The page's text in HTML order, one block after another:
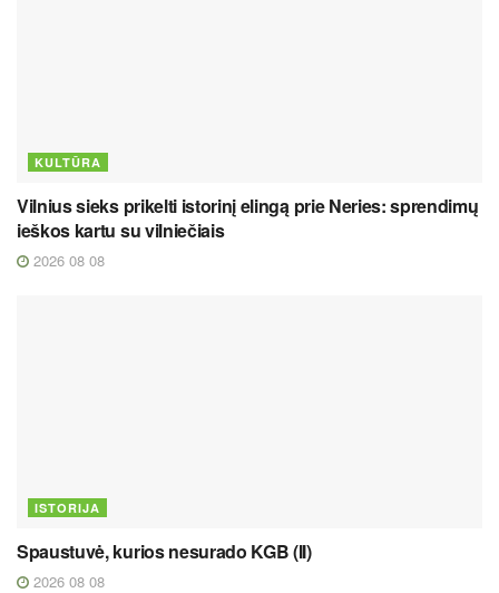
KULTŪRA
Vilnius sieks prikelti istorinį elingą prie Neries: sprendimų
ieškos kartu su vilniečiais
2026 08 08
ISTORIJA
Spaustuvė, kurios nesurado KGB (II)
2026 08 08